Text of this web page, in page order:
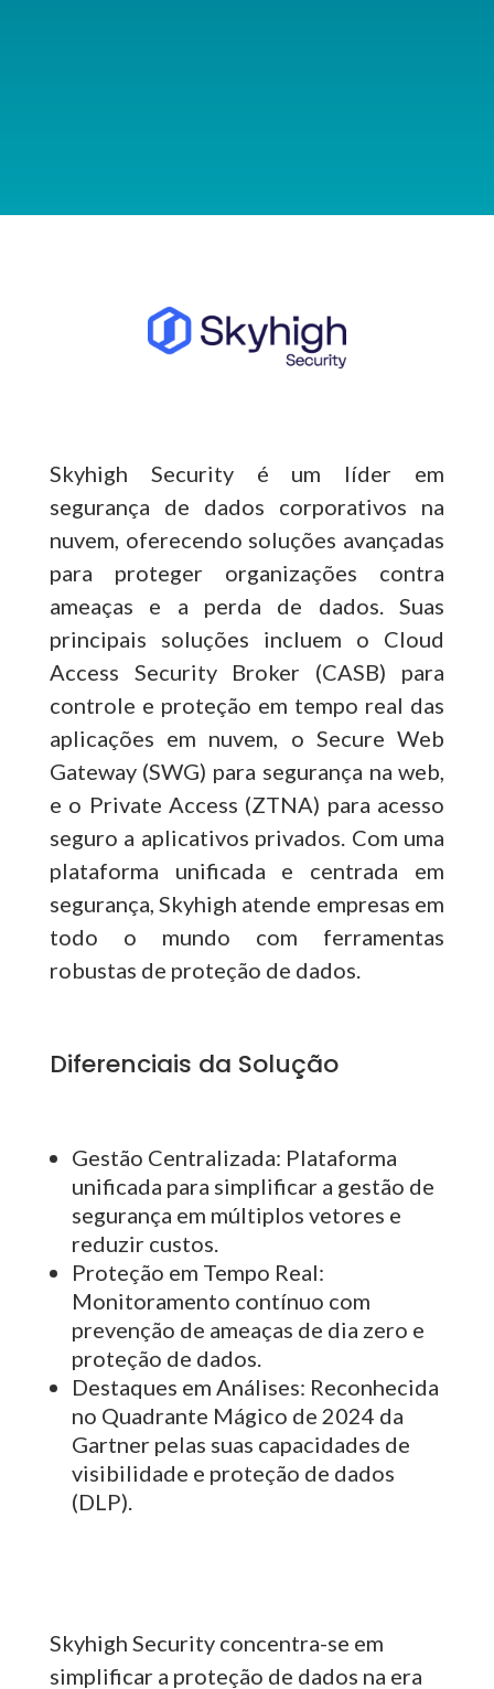
Skyhigh Security é um líder em
segurança de dados corporativos na
nuvem, oferecendo soluções avançadas
para proteger organizações contra
ameaças e a perda de dados. Suas
principais soluções incluem o Cloud
Access Security Broker (CASB) para
controle e proteção em tempo real das
aplicações em nuvem, o Secure Web
Gateway (SWG) para segurança na web,
e o Private Access (ZTNA) para acesso
seguro a aplicativos privados. Com uma
plataforma unificada e centrada em
segurança, Skyhigh atende empresas em
todo o mundo com ferramentas
robustas de proteção de dados.
Diferenciais da Solução
Gestão Centralizada: Plataforma
unificada para simplificar a gestão de
segurança em múltiplos vetores e
reduzir custos.
Proteção em Tempo Real:
Monitoramento contínuo com
prevenção de ameaças de dia zero e
proteção de dados.
Destaques em Análises: Reconhecida
no Quadrante Mágico de 2024 da
Gartner pelas suas capacidades de
visibilidade e proteção de dados
(DLP).
Skyhigh Security concentra-se em
simplificar a proteção de dados na era